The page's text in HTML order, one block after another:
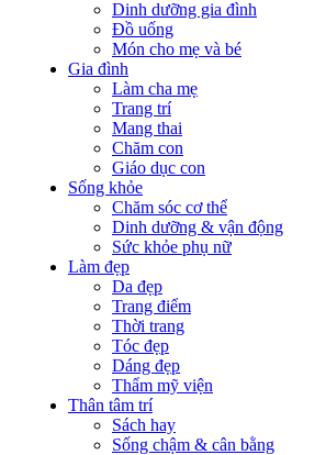
Dinh dưỡng gia đình
Đồ uống
Món cho mẹ và bé
Gia đình
Làm cha mẹ
Trang trí
Mang thai
Chăm con
Giáo dục con
Sống khỏe
Chăm sóc cơ thể
Dinh dưỡng & vận động
Sức khỏe phụ nữ
Làm đẹp
Da đẹp
Trang điểm
Thời trang
Tóc đẹp
Dáng đẹp
Thẩm mỹ viện
Thân tâm trí
Sách hay
Sống chậm & cân bằng